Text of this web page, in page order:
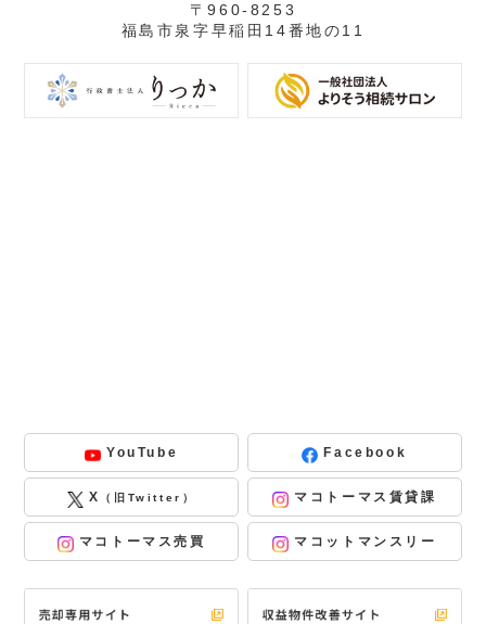
〒960-8253
福島市泉字早稲田14番地の11
YouTube Facebook
X （旧Twitter） マコトーマス賃貸課
マコトーマス売買 マコットマンスリー